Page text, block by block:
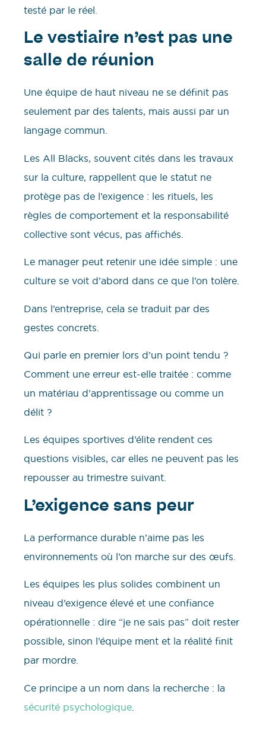
testé par le réel.
Le vestiaire n’est pas une
salle de réunion
Une équipe de haut niveau ne se définit pas
seulement par des talents, mais aussi par un
langage commun.
Les All Blacks, souvent cités dans les travaux
sur la culture, rappellent que le statut ne
protège pas de l’exigence : les rituels, les
règles de comportement et la responsabilité
collective sont vécus, pas affichés.
Le manager peut retenir une idée simple : une
culture se voit d’abord dans ce que l’on tolère.
Dans l’entreprise, cela se traduit par des
gestes concrets.
Qui parle en premier lors d’un point tendu ?
Comment une erreur est-elle traitée : comme
un matériau d’apprentissage ou comme un
délit ?
Les équipes sportives d’élite rendent ces
questions visibles, car elles ne peuvent pas les
repousser au trimestre suivant.
L’exigence sans peur
La performance durable n’aime pas les
environnements où l’on marche sur des œufs.
Les équipes les plus solides combinent un
niveau d’exigence élevé et une confiance
opérationnelle : dire “je ne sais pas” doit rester
possible, sinon l’équipe ment et la réalité finit
par mordre.
Ce principe a un nom dans la recherche : la
sécurité psychologique